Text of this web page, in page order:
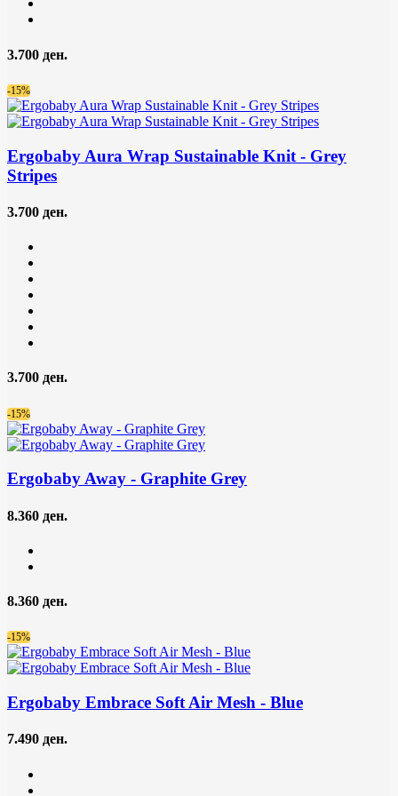
3.700 ден.
-15%
Ergobaby Aura Wrap Sustainable Knit - Grey
Stripes
3.700 ден.
3.700 ден.
-15%
Ergobaby Away - Graphite Grey
8.360 ден.
8.360 ден.
-15%
Ergobaby Embrace Soft Air Mesh - Blue
7.490 ден.